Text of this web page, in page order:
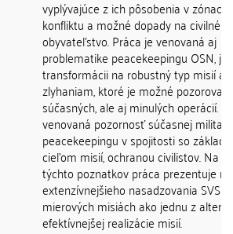
vyplývajúce z ich pôsobenia v zónach
konfliktu a možné dopady na civilné
obyvateľstvo. Práca je venovaná aj
problematike peacekeepingu OSN,
transformácii na robustný typ misií a
zlyhaniam, ktoré je možné pozorovať
súčasných, ale aj minulých operácií.
venovaná pozornosť súčasnej
peacekeepingu v spojitosti so
cieľom misií, ochranou civilistov. Na
týchto poznatkov práca prezentuje
extenzívnejšieho nasadzovania SVS v
mierových misiách ako jednu z
efektívnejšej realizácie misií.